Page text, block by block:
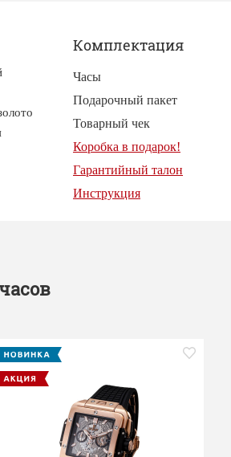
Комплектация
Часы
Подарочный пакет
Товарный чек
Коробка в подарок!
Гарантийный талон
Инструкция